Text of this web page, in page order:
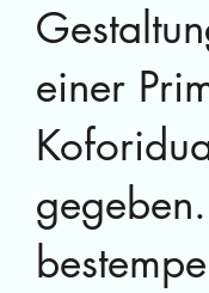
einer